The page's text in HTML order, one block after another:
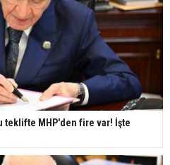
teklifte MHP'den fire var! İşte